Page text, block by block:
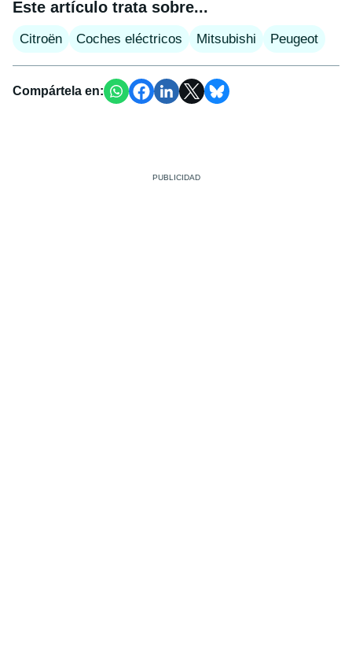
Este artículo trata sobre...
Citroën Coches eléctricos Mitsubishi Peugeot
Compártela en: